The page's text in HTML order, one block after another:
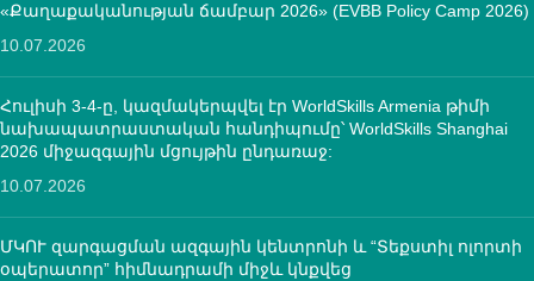
«Քաղաքականության ճամբար 2026» (EVBB Policy Camp 2026)
10.07.2026
Հուլիսի 3-4-ը, կազմակերպվել էր WorldSkills Armenia թիմի
նախապատրաստական հանդիպումը՝ WorldSkills Shanghai
2026 միջազգային մցույթին ընդառաջ:
10.07.2026
ՄԿՈՒ զարգացման ազգային կենտրոնի և “Տեքստիլ ոլորտի
օպերատոր” հիմնադրամի միջև կնքվեց